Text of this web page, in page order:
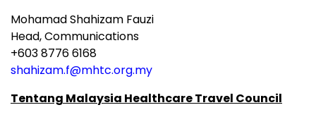
Mohamad Shahizam Fauzi
Head, Communications
+603 8776 6168
shahizam.f@mhtc.org.my
Tentang Malaysia Healthcare Travel Council